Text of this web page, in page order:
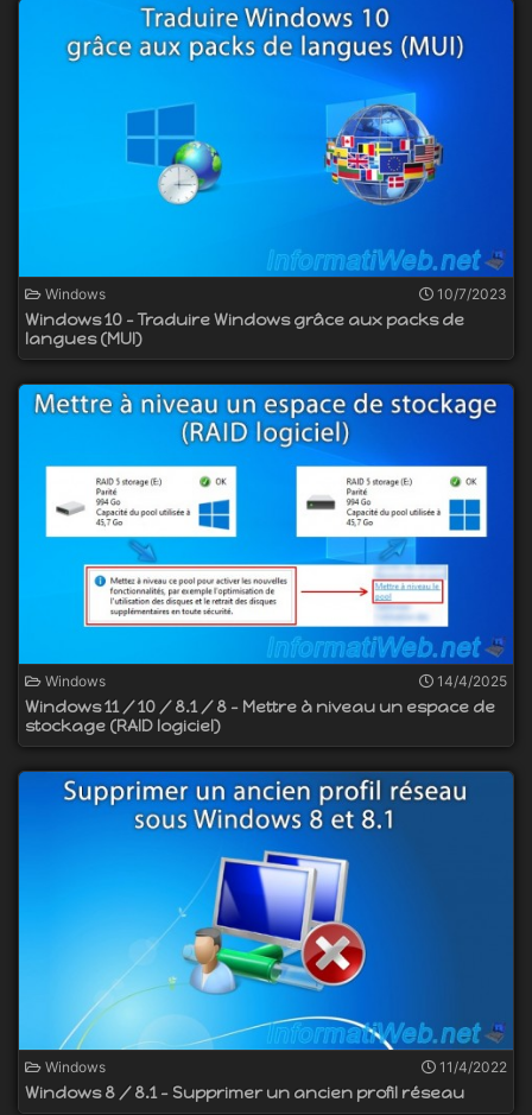
Windows 10/7/2023
Windows 10 - Traduire Windows grâce aux packs de
langues (MUI)
Windows 14/4/2025
Windows 11 / 10 / 8.1 / 8 - Mettre à niveau un espace de
stockage (RAID logiciel)
Windows 11/4/2022
Windows 8 / 8.1 - Supprimer un ancien profil réseau